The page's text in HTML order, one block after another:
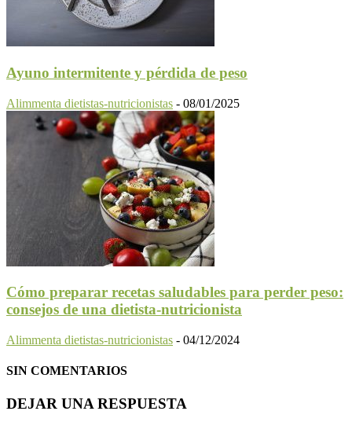
Ayuno intermitente y pérdida de peso
Alimmenta dietistas-nutricionistas - 08/01/2025
Cómo preparar recetas saludables para perder peso:
consejos de una dietista-nutricionista
Alimmenta dietistas-nutricionistas - 04/12/2024
SIN COMENTARIOS
DEJAR UNA RESPUESTA